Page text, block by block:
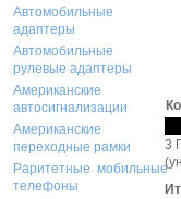
Автомобильные
адаптеры
Автомобильные
рулевые адаптеры
Американские
автосигнализации
Американские
переходные рамки
Раритетные мобильные
телефоны
3